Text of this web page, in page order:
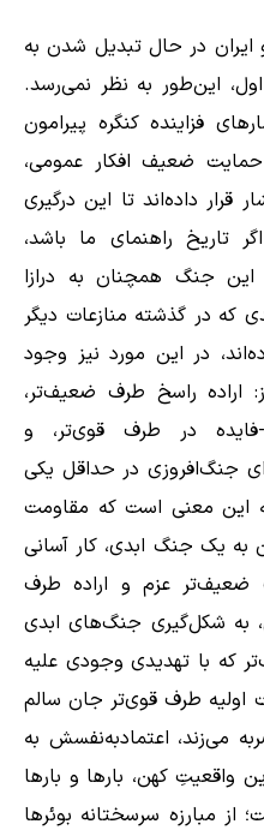
ایران در حال تبدیل شدن به
این‌طور به نظر نمی‌رسد.
فزاینده کنگره پیرامون
ضعیف افکار عمومی،
داده‌اند تا این درگیری
تاریخ راهنمای ما باشد،
جنگ همچنان به درازا
که در گذشته منازعات دیگر
در این مورد نیز وجود
اراده راسخ طرف ضعیف‌تر،
فایده در طرف قوی‌تر، و
جنگ‌افروزی در حداقل یکی
این معنی است که مقاومت
به یک جنگ ابدی، کار آسانی
ضعیف‌تر عزم و اراده طرف
به شکل‌گیری جنگ‌های ابدی
که با تهدیدی وجودی علیه
اولیه طرف قوی‌تر جان سالم
می‌زند، اعتمادبه‌نفسش به
واقعیتِ کهن، بارها و بارها
مبارزه سرسختانه بوئرها